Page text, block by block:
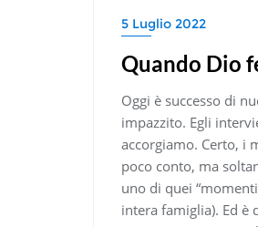
5 Luglio 2022
Quando Dio
Oggi è successo di
impazzito. Egli
accorgiamo. Certo, i
poco conto, ma
uno di quei
intera famiglia). Ed è